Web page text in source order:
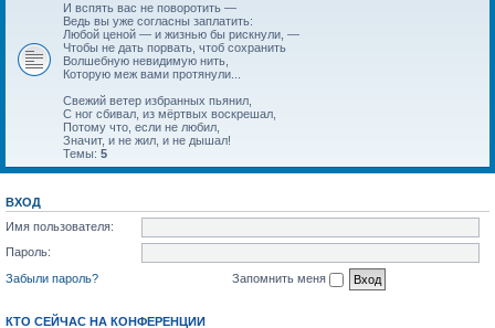
И вспять вас не поворотить —
Ведь вы уже согласны заплатить:
Любой ценой — и жизнью бы рискнули, —
Чтобы не дать порвать, чтоб сохранить
Волшебную невидимую нить,
Которую меж вами протянули...
Свежий ветер избранных пьянил,
С ног сбивал, из мёртвых воскрешал,
Потому что, если не любил,
Значит, и не жил, и не дышал!
Темы: 5
ВХОД
Имя пользователя:
Пароль:
Забыли пароль?
Запомнить меня
КТО СЕЙЧАС НА КОНФЕРЕНЦИИ